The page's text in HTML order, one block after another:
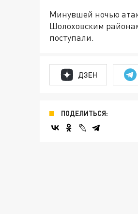
Минувшей ночью
Шолоховским
поступали.
ДЗЕН
ПОДЕЛИТЬСЯ: